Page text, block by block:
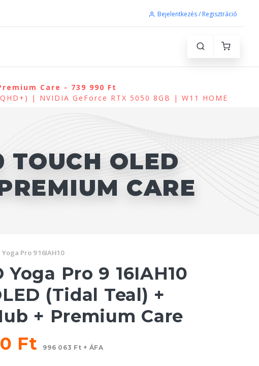
Bejelentkezés / Regisztráció
Care - 739 990 Ft
| NVIDIA GeForce RTX 5050 8GB | W11 HOME
TOUCH OLED
CARE
Yoga Pro 9 16IAH10
Yoga Pro 9 16IAH10
(Tidal Teal) +
+ Premium Care
Ft
996 063 Ft + ÁFA